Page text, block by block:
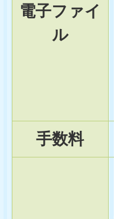
電子ファイ
ル
手数料